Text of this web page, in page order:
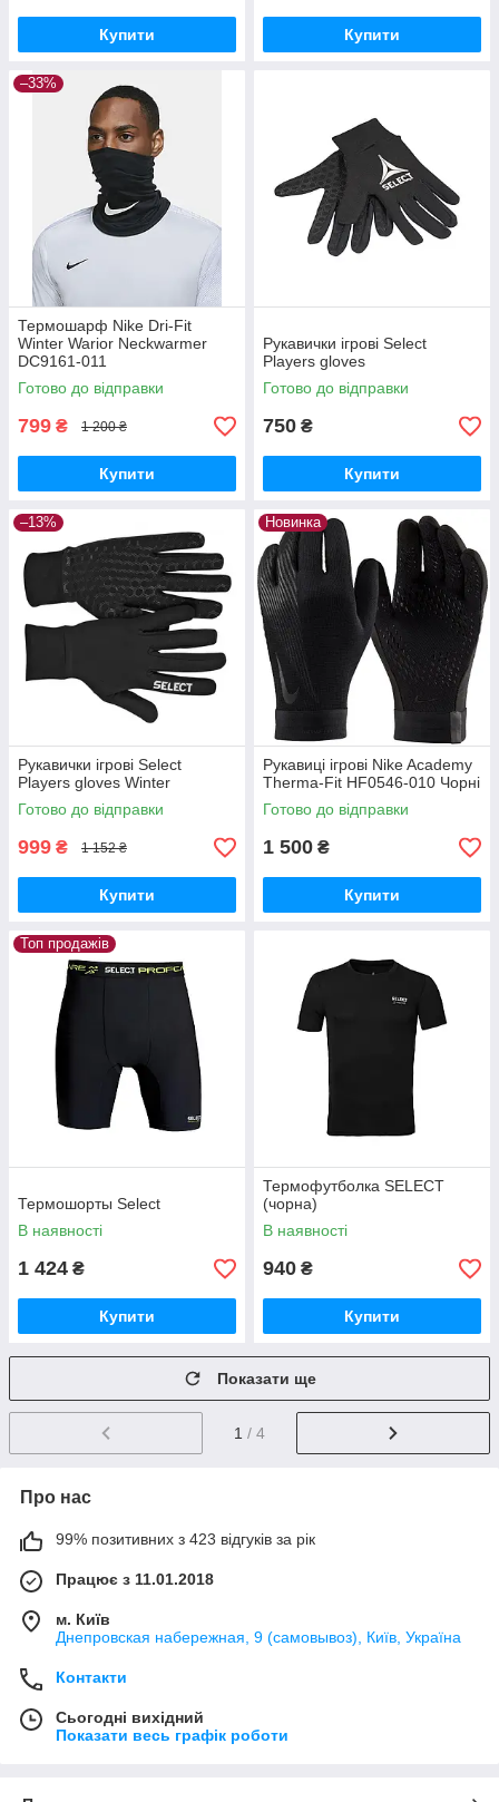
Купити Купити
–33%
Термошарф Nike Dri-Fit
Winter Warior Neckwarmer
DC9161-011
Готово до відправки
799 ₴ 1 200 ₴
Купити
Рукавички ігрові Select
Players gloves
Готово до відправки
750 ₴
Купити
–13%
Рукавички ігрові Select
Players gloves Winter
Готово до відправки
999 ₴ 1 152 ₴
Купити
Новинка
Рукавиці ігрові Nike Academy
Therma-Fit HF0546-010 Чорні
Готово до відправки
1 500 ₴
Купити
Топ продажів
Термошорты Select
В наявності
1 424 ₴
Купити
Термофутболка SELECT
(чорна)
В наявності
940 ₴
Купити
Показати ще
1 / 4
Про нас
99% позитивних з 423 відгуків за рік
Працює з 11.01.2018
м. Київ
Днепровская набережная, 9 (самовывоз), Київ, Україна
Контакти
Сьогодні вихідний
Показати весь графік роботи